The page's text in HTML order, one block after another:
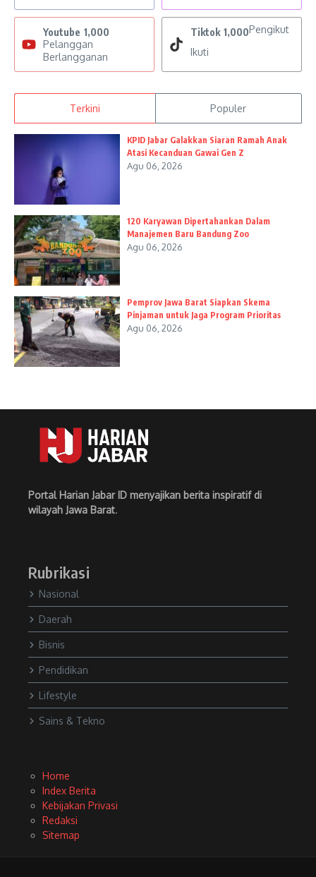
Youtube 1,000
Pelanggan
Berlangganan
Tiktok 1,000Pengikut
Ikuti
Terkini Populer
KPID Jabar Galakkan Siaran Ramah Anak
Atasi Kecanduan Gawai Gen Z
Agu 06, 2026
120 Karyawan Dipertahankan Dalam
Manajemen Baru Bandung Zoo
Agu 06, 2026
Pemprov Jawa Barat Siapkan Skema
Pinjaman untuk Jaga Program Prioritas
Agu 06, 2026
Portal Harian Jabar ID menyajikan berita inspiratif di
wilayah Jawa Barat.
Rubrikasi
Nasional
Daerah
Bisnis
Pendidikan
Lifestyle
Sains & Tekno
Home
Index Berita
Kebijakan Privasi
Redaksi
Sitemap